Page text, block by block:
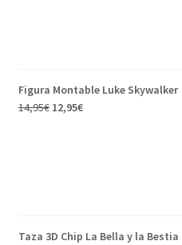
Figura Montable Luke Skywalker
14,95€ 12,95€
Taza 3D Chip La Bella y la Bestia